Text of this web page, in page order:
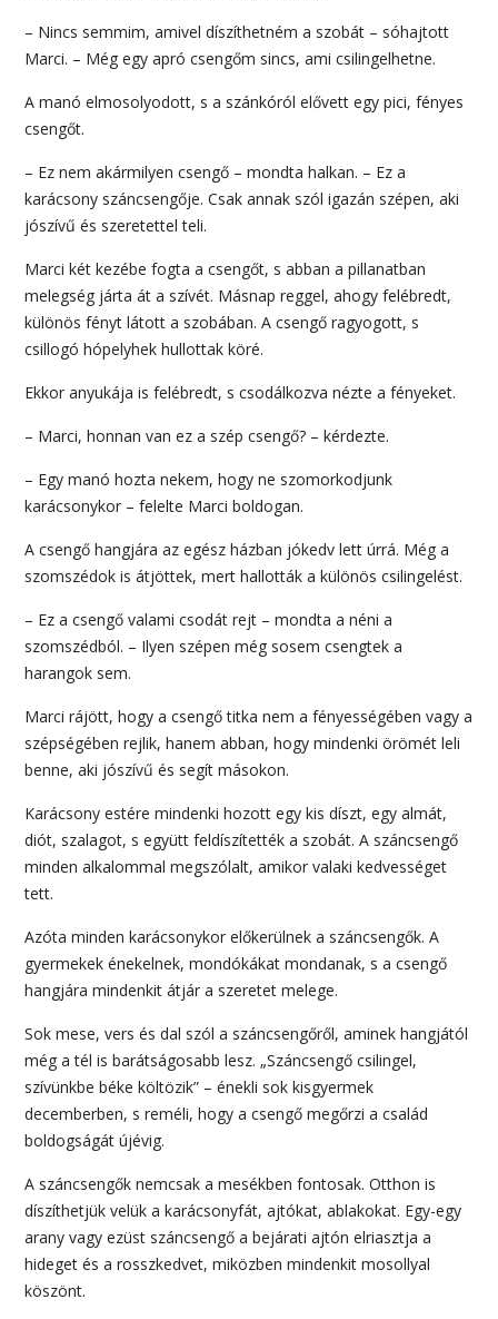
– Nincs semmim, amivel díszíthetném a szobát – sóhajtott
Marci. – Még egy apró csengőm sincs, ami csilingelhetne.
A manó elmosolyodott, s a szánkóról elővett egy pici, fényes
csengőt.
– Ez nem akármilyen csengő – mondta halkan. – Ez a
karácsony száncsengője. Csak annak szól igazán szépen, aki
jószívű és szeretettel teli.
Marci két kezébe fogta a csengőt, s abban a pillanatban
melegség járta át a szívét. Másnap reggel, ahogy felébredt,
különös fényt látott a szobában. A csengő ragyogott, s
csillogó hópelyhek hullottak köré.
Ekkor anyukája is felébredt, s csodálkozva nézte a fényeket.
– Marci, honnan van ez a szép csengő? – kérdezte.
– Egy manó hozta nekem, hogy ne szomorkodjunk
karácsonykor – felelte Marci boldogan.
A csengő hangjára az egész házban jókedv lett úrrá. Még a
szomszédok is átjöttek, mert hallották a különös csilingelést.
– Ez a csengő valami csodát rejt – mondta a néni a
szomszédból. – Ilyen szépen még sosem csengtek a
harangok sem.
Marci rájött, hogy a csengő titka nem a fényességében vagy a
szépségében rejlik, hanem abban, hogy mindenki örömét leli
benne, aki jószívű és segít másokon.
Karácsony estére mindenki hozott egy kis díszt, egy almát,
diót, szalagot, s együtt feldíszítették a szobát. A száncsengő
minden alkalommal megszólalt, amikor valaki kedvességet
tett.
Azóta minden karácsonykor előkerülnek a száncsengők. A
gyermekek énekelnek, mondókákat mondanak, s a csengő
hangjára mindenkit átjár a szeretet melege.
Sok mese, vers és dal szól a száncsengőről, aminek hangjától
még a tél is barátságosabb lesz. „Száncsengő csilingel,
szívünkbe béke költözik” – énekli sok kisgyermek
decemberben, s reméli, hogy a csengő megőrzi a család
boldogságát újévig.
A száncsengők nemcsak a mesékben fontosak. Otthon is
díszíthetjük velük a karácsonyfát, ajtókat, ablakokat. Egy-egy
arany vagy ezüst száncsengő a bejárati ajtón elriasztja a
hideget és a rosszkedvet, miközben mindenkit mosollyal
köszönt.